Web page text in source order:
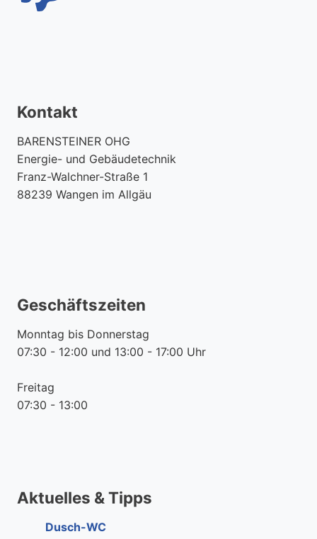
Kontakt
BARENSTEINER OHG
Energie- und Gebäudetechnik
Franz-Walchner-Straße 1
88239 Wangen im Allgäu
Geschäftszeiten
Monntag bis Donnerstag
07:30 - 12:00 und 13:00 - 17:00 Uhr
Freitag
07:30 - 13:00
Aktuelles & Tipps
Dusch-WC